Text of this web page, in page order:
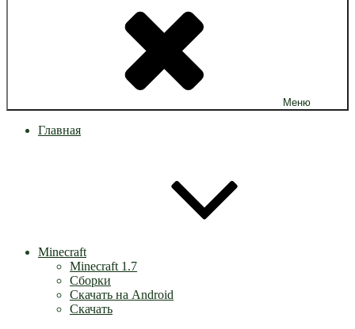
Меню
Главная
Minecraft
Minecraft 1.7
Сборки
Скачать на Android
Скачать